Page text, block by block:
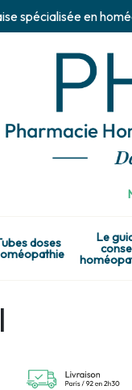
spécialisée en
doses Le